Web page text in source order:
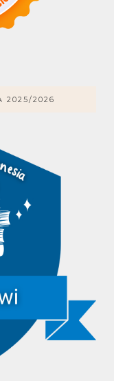
2025/2026